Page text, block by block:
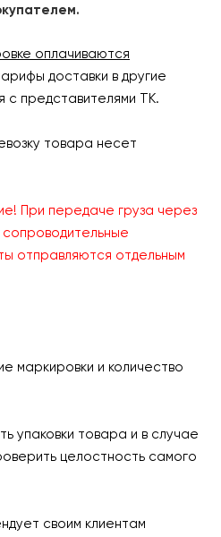
оплачиваются
доставки в другие
с представителями ТК.
товара несет
При передаче груза через
отправляются отдельным
маркировки и количество
упаковки товара и в случае
целостность самого
своим клиентам